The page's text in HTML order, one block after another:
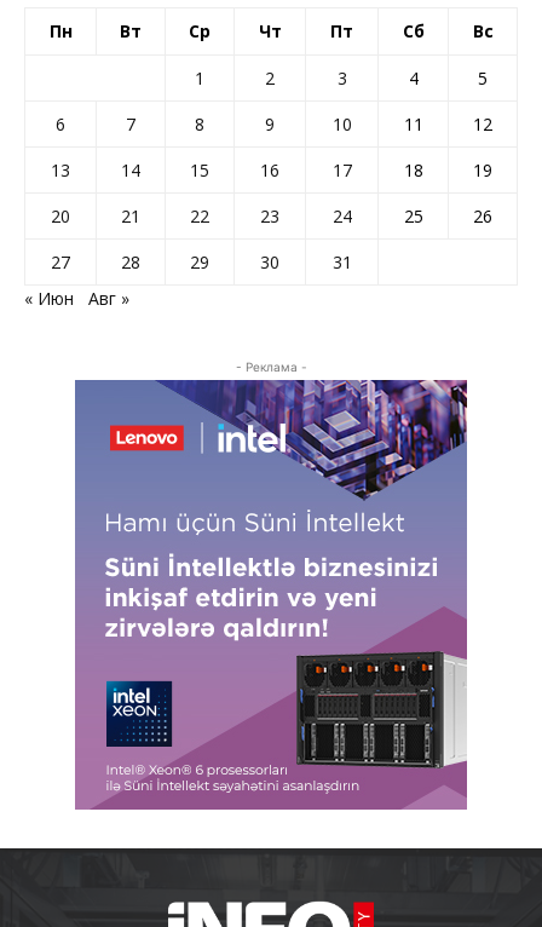
Пн Вт Ср Чт Пт Сб Вс
1 2 3 4
5
6
7 8 9 10 11
12
13
14 15 16 17 18
19
20
21 22 23 24 25
26
27
28 29 30
31
« Июн
Авг »
- Реклама -